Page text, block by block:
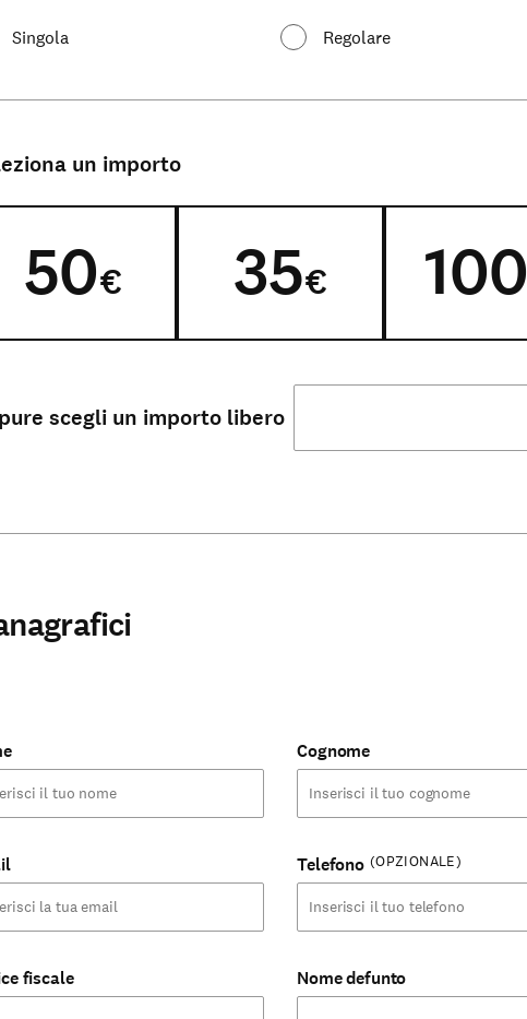
Singola Regolare
un importo
50€ 35€ 100
scegli un importo libero
Cognome
Telefono (OPZIONALE)
fiscale Nome defunto